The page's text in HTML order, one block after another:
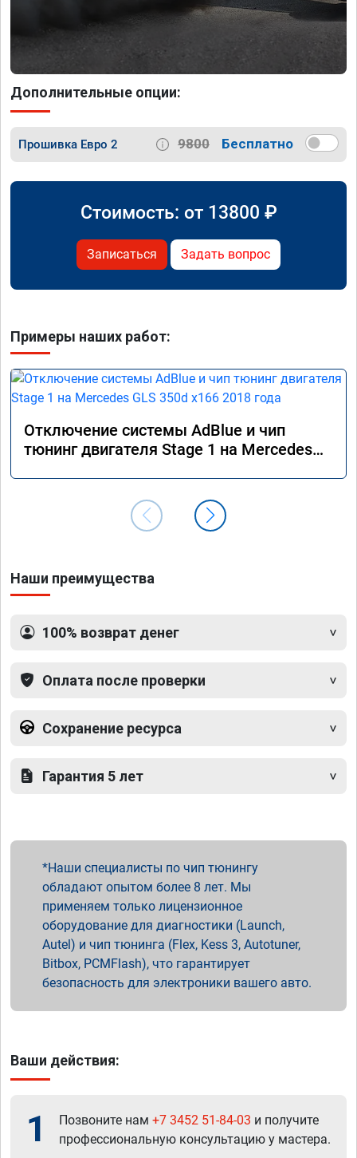
Дополнительные опции:
Прошивка Евро 2 9800 Бесплатно
Стоимость: от 13800 ₽
Записаться Задать вопрос
Примеры наших работ:
Отключение системы AdBlue и чип
тюнинг двигателя Stage 1 на Mercedes
Наши преимущества
100% возврат денег
Оплата после проверки
Сохранение ресурса
Гарантия 5 лет
Наши специалисты по чип тюнингу
обладают опытом более 8 лет. Мы
применяем только лицензионное
оборудование для диагностики (Launch,
Autel) и чип тюнинга (Flex, Kess 3, Autotuner,
Bitbox, PCMFlash), что гарантирует
безопасность для электроники вашего авто.
Ваши действия:
1 Позвоните нам +7 3452 51-84-03 и получите
профессиональную консультацию у мастера.